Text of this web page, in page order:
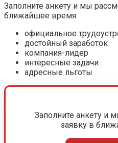
Заполните анкету и мы
ближайшее время
официальное
достойный заработок
компания-лидер
интересные задачи
адресные льготы
Заполните анкету и
заявку в